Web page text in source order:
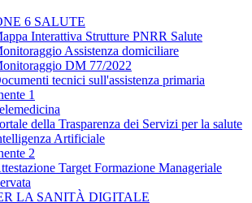
6 SALUTE
Interattiva Strutture PNRR Salute
Assistenza domiciliare
DM 77/2022
tecnici sull'assistenza primaria
1
della Trasparenza dei Servizi per la salute
Artificiale
2
Target Formazione Manageriale
LA SANITÀ DIGITALE